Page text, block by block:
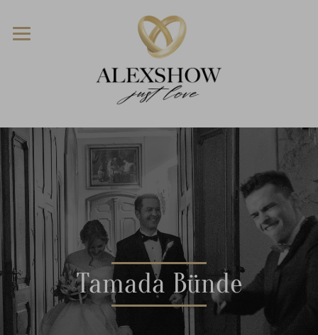
Tamada Bünde